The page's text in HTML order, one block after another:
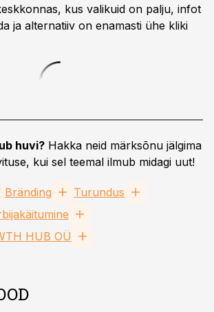
kus valikuid on palju, infot
ja alternatiiv on enamasti ühe kliki
huvi? Hakka neid märksõnu jälgima
kui sel teemal ilmub midagi uut!
Bränding
Turundus
HUB OÜ